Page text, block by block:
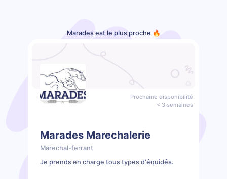
Marades est le plus proche 🔥
Prochaine disponibilité
< 3 semaines
Marades Marechalerie
Marechal-ferrant
Je prends en charge tous types d'équidés.